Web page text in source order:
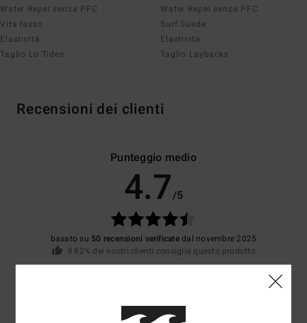
Water Repel senza PFC
Vita lasso
Elasticità
Taglio Lo Tides
Water Repel senza PFC
Surf Suede
Elasticità
Taglio Laybacks
Recensioni dei clienti
Punteggio medio
4.7/5
basato su 50 recensioni verificatedal novembre 2025
Il 82% dei nostri clienti consiglia questo prodotto